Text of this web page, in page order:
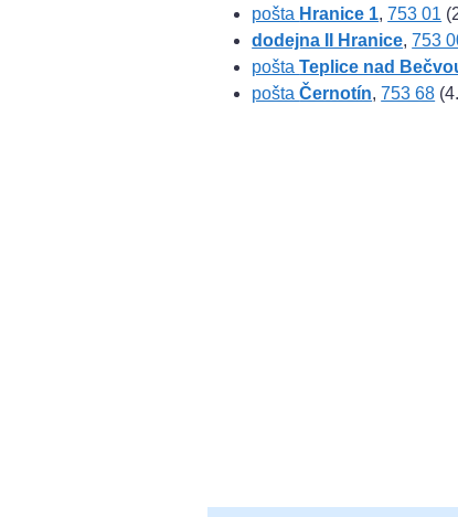
pošta Hranice 1,753 01
dodejna II Hranice,753
poštaTeplice nad
poštaČernotín,753 68